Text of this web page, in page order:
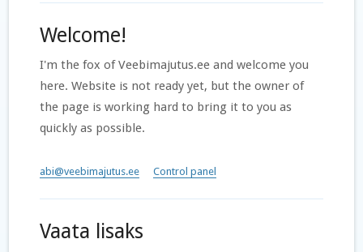
Welcome!
I'm the fox of Veebimajutus.ee and welcome you
here. Website is not ready yet, but the owner of
the page is working hard to bring it to you as
quickly as possible.
abi@veebimajutus.ee Control panel
Vaata lisaks